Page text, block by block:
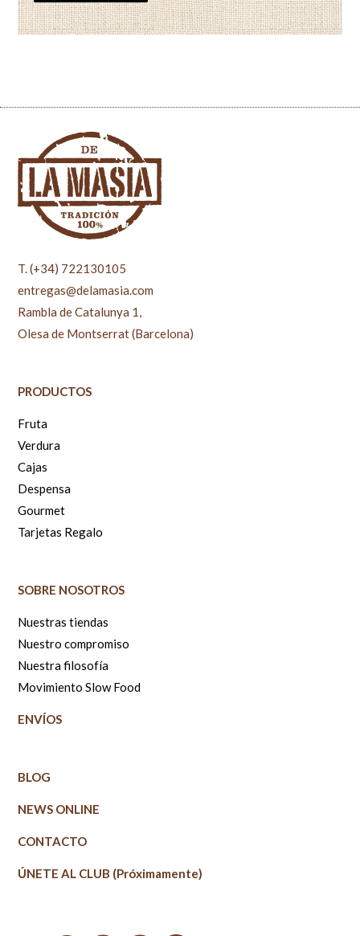
T. (+34) 722130105
entregas@delamasia.com
Rambla de Catalunya 1,
Olesa de Montserrat (Barcelona)
PRODUCTOS
Fruta
Verdura
Cajas
Despensa
Gourmet
Tarjetas Regalo
SOBRE NOSOTROS
Nuestras tiendas
Nuestro compromiso
Nuestra filosofía
Movimiento Slow Food
ENVÍOS
BLOG
NEWS ONLINE
CONTACTO
ÚNETE AL CLUB (Próximamente)